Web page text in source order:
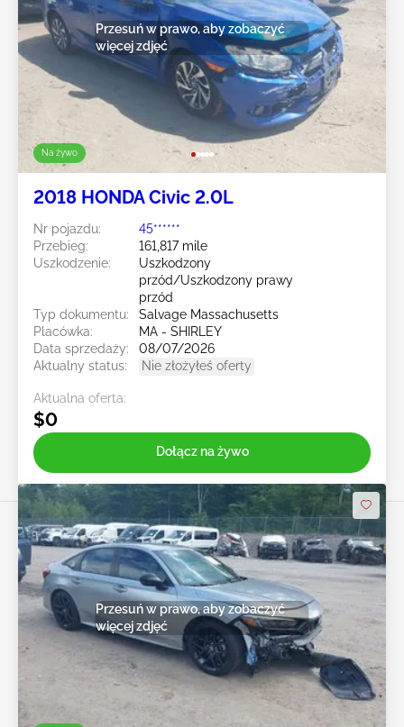
Na żywo
Przesuń w prawo, aby zobaczyć
więcej zdjęć
2018 HONDA Civic 2.0L
Nr pojazdu:
45******
Przebieg:
161,817 mile
Uszkodzenie:
Uszkodzony
przód/Uszkodzony prawy
przód
Typ dokumentu:
Salvage Massachusetts
Placówka:
MA - SHIRLEY
Data sprzedaży:
08/07/2026
Aktualny status:
Nie złożyłeś oferty
Aktualna oferta:
$0
Dołącz na żywo
Przesuń w prawo, aby zobaczyć
więcej zdjęć